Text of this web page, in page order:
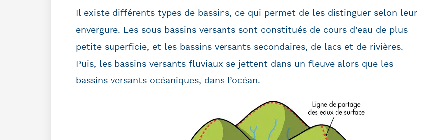
Il existe différents types de bassins, ce qui permet de les distinguer selon leur
envergure. Les sous bassins versants sont constitués de cours d’eau de plus
petite superficie, et les bassins versants secondaires, de lacs et de rivières.
Puis, les bassins versants fluviaux se jettent dans un fleuve alors que les
bassins versants océaniques, dans l’océan.